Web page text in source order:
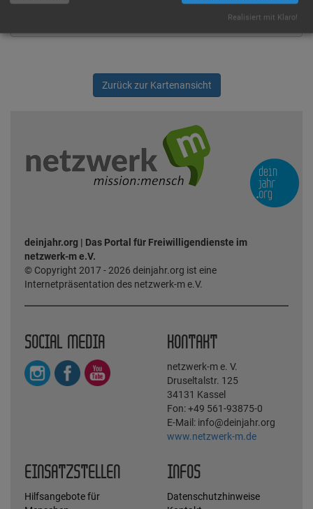
Zurück zur Kartenansicht
deinjahr.org | Das Portal für Freiwilligendienste im
netzwerk-m e.V.
© Copyright 2017 - 2026 deinjahr.org ist eine
Internetpräsentation des netzwerk-m e.V.
SOCIAL MEDIA KONTAKT
netzwerk-m e. V.
Druseltalstr. 125
34131 Kassel
Fon: +49 561-93875-0
E-Mail: info@deinjahr.org
www.netzwerk-m.de
EINSATZSTELLEN
Hilfsangebote für
INFOS
Datenschutzhinweise
Realisiert mit Klaro!